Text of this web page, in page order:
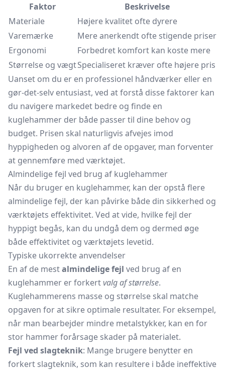
Faktor
Beskrivelse
Materiale
Højere kvalitet ofte dyrere
Varemærke
Mere anerkendt ofte stigende priser
Ergonomi
Forbedret komfort kan koste mere
Størrelse og vægtSpecialiseret kræver ofte højere pris
Uanset om du er en professionel håndværker eller en
gør-det-selv entusiast, ved at forstå disse faktorer kan
du navigere markedet bedre og finde en
kuglehammer der både passer til dine behov og
budget. Prisen skal naturligvis afvejes imod
hyppigheden og alvoren af de opgaver, man forventer
at gennemføre med værktøjet.
Almindelige fejl ved brug af kuglehammer
Når du bruger en kuglehammer, kan der opstå flere
almindelige fejl, der kan påvirke både din sikkerhed og
værktøjets effektivitet. Ved at vide, hvilke fejl der
hyppigt begås, kan du undgå dem og dermed øge
både effektivitet og værktøjets levetid.
Typiske ukorrekte anvendelser
En af de mestalmindelige fejl ved brug af en
kuglehammer er forkertvalg af størrelse.
Kuglehammerens masse og størrelse skal matche
opgaven for at sikre optimale resultater. For eksempel,
når man bearbejder mindre metalstykker, kan en for
stor hammer forårsage skader på materialet.
Fejl ved slagteknik: Mange brugere benytter en
forkert slagteknik, som kan resultere i både ineffektive